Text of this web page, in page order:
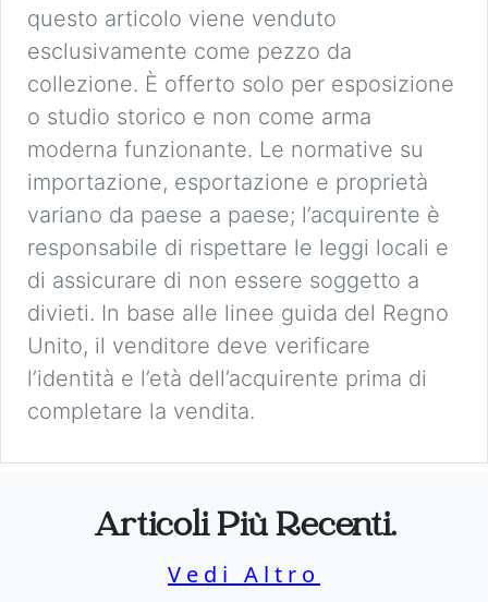
questo articolo viene venduto
esclusivamente come pezzo da
collezione. È offerto solo per esposizione
o studio storico e non come arma
moderna funzionante. Le normative su
importazione, esportazione e proprietà
variano da paese a paese; l’acquirente è
responsabile di rispettare le leggi locali e
di assicurare di non essere soggetto a
divieti. In base alle linee guida del Regno
Unito, il venditore deve verificare
l’identità e l’età dell’acquirente prima di
completare la vendita.
Articoli Più Recenti.
Vedi Altro